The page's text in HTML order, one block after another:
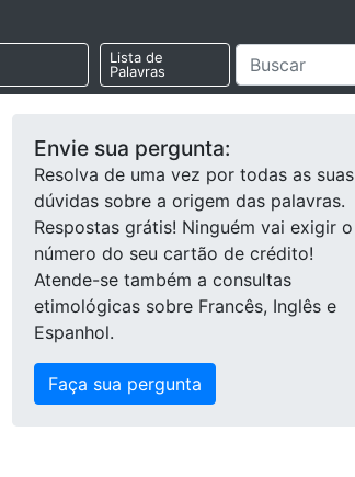
Lista de
Palavras
Envie sua pergunta:
Resolva de uma vez por todas as suas
dúvidas sobre a origem das palavras.
Respostas grátis! Ninguém vai exigir o
número do seu cartão de crédito!
Atende-se também a consultas
etimológicas sobre Francês, Inglês e
Espanhol.
Faça sua pergunta